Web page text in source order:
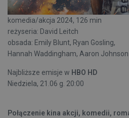
komedia/akcja 2024, 126 min
reżyseria: David Leitch
obsada: Emily Blunt, Ryan Gosling,
Hannah Waddingham, Aaron Johnson
Najbliższe emisje w HBO HD
Niedziela, 21.06 g. 20:00
Połączenie kina akcji, komedii,